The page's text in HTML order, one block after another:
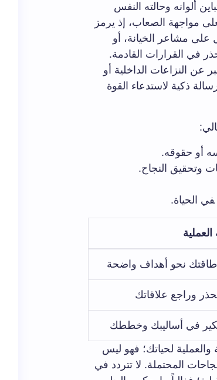
ألوانه وحالته النفس
مواجهة الصعاب، إذ⁣ يرمز
على ⁤مشاعر الخيانة، أو
في القرارات القادمة.
عن النزاعات الداخلية أو
ذكية ⁢لاستدعاء القوة
أو ⁤حقوقه.
وتحقيق النجاح.
الحياة.
العملية
طاقتك ⁣نحو أهداف واضحة
​وراجع ⁤علاقاتك
في أساليبك وخططك
لحياتك؛ فهو ليس​
المحتملة. لا تتردد​ في